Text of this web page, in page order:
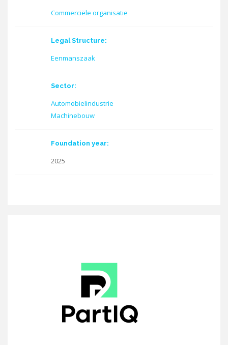
Commerciële organisatie
Legal Structure:
Eenmanszaak
Sector:
Automobielindustrie
Machinebouw
Foundation year:
2025